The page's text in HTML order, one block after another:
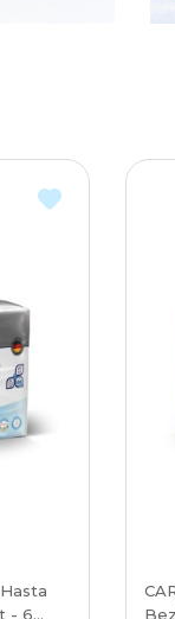
- 6